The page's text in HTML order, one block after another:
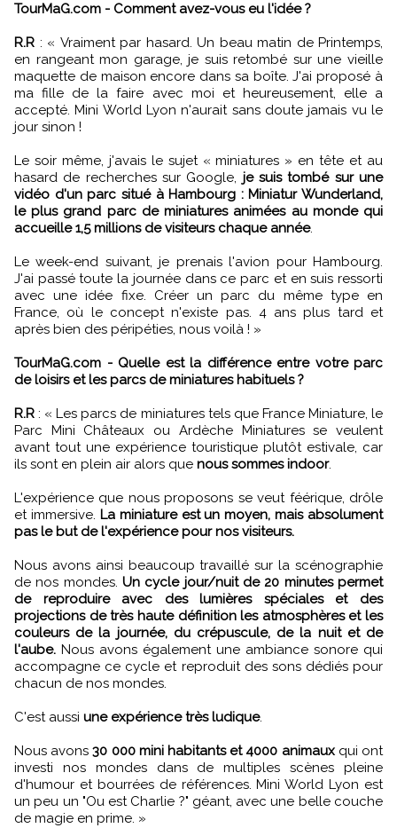
TourMaG.com - Comment avez-vous eu l'idée ?
R.R : « Vraiment par hasard. Un beau matin de Printemps,
en rangeant mon garage, je suis retombé sur une vieille
maquette de maison encore dans sa boîte. J'ai proposé à
ma fille de la faire avec moi et heureusement, elle a
accepté. Mini World Lyon n'aurait sans doute jamais vu le
jour sinon !
Le soir même, j'avais le sujet « miniatures » en tête et au
hasard de recherches sur Google, je suis tombé sur une
vidéo d'un parc situé à Hambourg : Miniatur Wunderland,
le plus grand parc de miniatures animées au monde qui
accueille 1,5 millions de visiteurs chaque année.
Le week-end suivant, je prenais l'avion pour Hambourg.
J'ai passé toute la journée dans ce parc et en suis ressorti
avec une idée fixe. Créer un parc du même type en
France, où le concept n'existe pas. 4 ans plus tard et
après bien des péripéties, nous voilà ! »
TourMaG.com - Quelle est la différence entre votre parc
de loisirs et les parcs de miniatures habituels ?
R.R: « Les parcs de miniatures tels que France Miniature, le
Parc Mini Châteaux ou Ardèche Miniatures se veulent
avant tout une expérience touristique plutôt estivale, car
ils sont en plein air alors que nous sommes indoor.
L'expérience que nous proposons se veut féérique, drôle
et immersive. La miniature est un moyen, mais absolument
pas le but de l'expérience pour nos visiteurs.
Nous avons ainsi beaucoup travaillé sur la scénographie
de nos mondes. Un cycle jour/nuit de 20 minutes permet
de reproduire avec des lumières spéciales et des
projections de très haute définition les atmosphères et les
couleurs de la journée, du crépuscule, de la nuit et de
l'aube. Nous avons également une ambiance sonore qui
accompagne ce cycle et reproduit des sons dédiés pour
chacun de nos mondes.
C'est aussi une expérience très ludique.
Nous avons30 000 mini habitants et 4000 animauxqui ont
investi nos mondes dans de multiples scènes pleine
d'humour et bourrées de références. Mini World Lyon est
un peu un "Ou est Charlie ?" géant, avec une belle couche
de magie en prime. »